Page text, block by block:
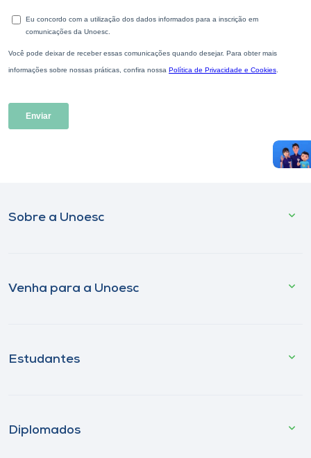
Sobre a Unoesc
Venha para a Unoesc
Estudantes
Diplomados